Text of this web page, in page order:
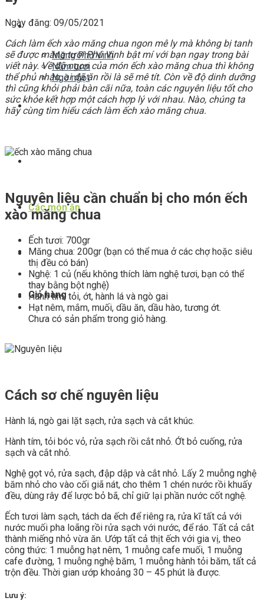
Sản Phẩm
Măng Phú Vinh
Nấm tươi
Ngô ngọt
Tin tức
Các món ăn
Liên hệ
Giỏ hàng
Chưa có sản phẩm trong giỏ hàng.
Ngày đăng: 09/05/2021
Cách làm ếch xào măng chua ngon mê ly mà không bị tanh
sẽ được măng tươi Phú Vinh bật mí với bạn ngay trong bài
viết này. Về độ ngon của món ếch xào măng chua thì không
thể phủ nhận, ai đã ăn rồi là sẽ mê tít. Còn về độ dinh dưỡng
thì cũng khỏi phải bàn cãi nữa, toàn các nguyên liệu tốt cho
sức khỏe kết hợp một cách hợp lý với nhau. Nào, chúng ta
hãy cùng tìm hiểu cách làm ếch xào măng chua.
Nguyên liệu cần chuẩn bị cho món ếch
xào măng chua
Ếch tươi: 700gr
Măng chua: 200gr (bạn có thể mua ở các chợ hoặc siêu
thị đều có bán)
Nghệ: 1 củ (nếu không thích làm nghệ tươi, bạn có thể
thay bằng bột nghệ)
Hành tím, tỏi, ớt, hành lá và ngò gai
Hạt nêm, mắm, muối, dầu ăn, dầu hào, tương ớt.
Cách sơ chế nguyên liệu
Hành lá, ngò gai lặt sạch, rửa sạch và cắt khúc.
Hành tím, tỏi bóc vỏ, rửa sạch rồi cắt nhỏ. Ớt bỏ cuống, rửa
sạch và cắt nhỏ.
Nghệ gọt vỏ, rửa sạch, đập dập và cắt nhỏ. Lấy 2 muỗng nghệ
băm nhỏ cho vào cối giã nát, cho thêm 1 chén nước rồi khuấy
đều, dùng rây để lược bỏ bã, chỉ giữ lại phần nước cốt nghệ.
Ếch tươi làm sạch, tách da ếch để riêng ra, rửa kĩ tất cả với
nước muối pha loãng rồi rửa sạch với nước, để ráo. Tất cả cắt
thành miếng nhỏ vừa ăn. Ướp tất cả thịt ếch với gia vị, theo
công thức: 1 muỗng hạt nêm, 1 muỗng cafe muối, 1 muỗng
cafe đường, 1 muỗng nghệ băm, 1 muỗng hành tỏi băm, tất cả
trộn đều. Thời gian ướp khoảng 30 – 45 phút là được.
Lưu ý: